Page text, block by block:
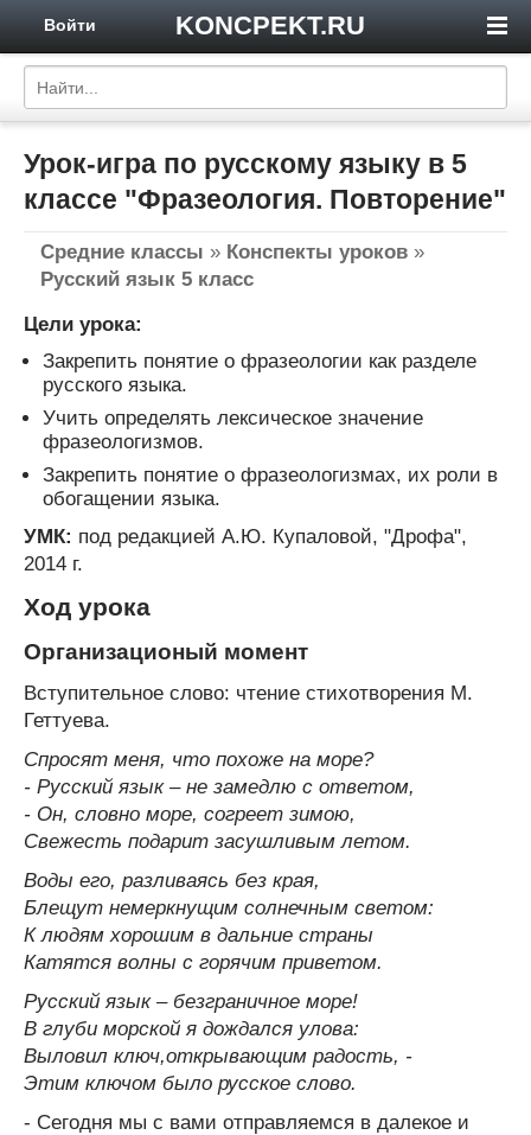
KONCPEKT.RU
Войти
Урок-игра по русскому языку в 5
классе "Фразеология. Повторение"
Средние классы » Конспекты уроков »
Русский язык 5 класс
Цели урока:
Закрепить понятие о фразеологии как разделе
русского языка.
Учить определять лексическое значение
фразеологизмов.
Закрепить понятие о фразеологизмах, их роли в
обогащении языка.
УМК: под редакцией А.Ю. Купаловой, "Дрофа",
2014 г.
Ход урока
Организационый момент
Вступительное слово: чтение стихотворения М.
Геттуева.
Спросят меня, что похоже на море?
- Русский язык – не замедлю с ответом,
- Он, словно море, согреет зимою,
Свежесть подарит засушливым летом.
Воды его, разливаясь без края,
Блещут немеркнущим солнечным светом:
К людям хорошим в дальние страны
Катятся волны с горячим приветом.
Русский язык – безграничное море!
В глуби морской я дождался улова:
Выловил ключ,открывающим радость, -
Этим ключом было русское слово.
- Сегодня мы с вами отправляемся в далекое и